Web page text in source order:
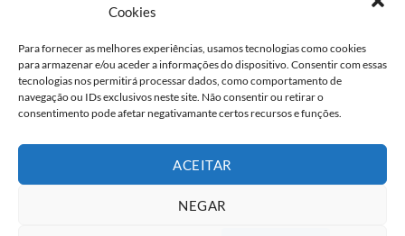
Cookies
Para fornecer as melhores experiências, usamos tecnologias como cookies
para armazenar e/ou aceder a informações do dispositivo. Consentir com essas
tecnologias nos permitirá processar dados, como comportamento de
navegação ou IDs exclusivos neste site. Não consentir ou retirar o
consentimento pode afetar negativamante certos recursos e funções.
ACEITAR
NEGAR